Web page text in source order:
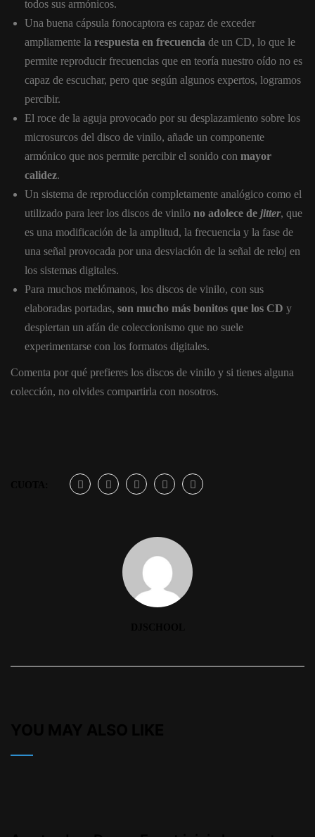
todos sus armónicos.
Una buena cápsula fonocaptora es capaz de exceder
ampliamente la respuesta en frecuencia de un CD, lo que le
permite reproducir frecuencias que en teoría nuestro oído no es
capaz de escuchar, pero que según algunos expertos, logramos
percibir.
El roce de la aguja provocado por su desplazamiento sobre los
microsurcos del disco de vinilo, añade un componente
armónico que nos permite percibir el sonido con mayor
calidez.
Un sistema de reproducción completamente analógico como el
utilizado para leer los discos de vinilo no adolece de jitter, que
es una modificación de la amplitud, la frecuencia y la fase de
una señal provocada por una desviación de la señal de reloj en
los sistemas digitales.
Para muchos melómanos, los discos de vinilo, con sus
elaboradas portadas, son mucho más bonitos que los CD y
despiertan un afán de coleccionismo que no suele
experimentarse con los formatos digitales.
Comenta por qué prefieres los discos de vinilo y si tienes alguna
colección, no olvides compartirla con nosotros.